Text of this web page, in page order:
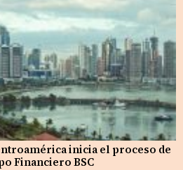
inicia el proceso de
Financiero BSC